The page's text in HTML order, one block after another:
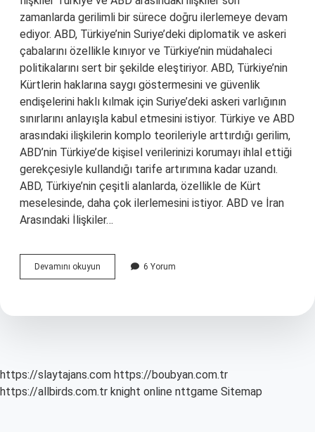
zamanlarda gerilimli bir sürece doğru ilerlemeye devam
ediyor. ABD, Türkiye’nin Suriye’deki diplomatik ve askeri
çabalarını özellikle kınıyor ve Türkiye’nin müdahaleci
politikalarını sert bir şekilde eleştiriyor. ABD, Türkiye’nin
Kürtlerin haklarına saygı göstermesini ve güvenlik
endişelerini haklı kılmak için Suriye’deki askeri varlığının
sınırlarını anlayışla kabul etmesini istiyor. Türkiye ve ABD
arasındaki ilişkilerin komplo teorileriyle arttırdığı gerilim,
ABD’nin Türkiye’de kişisel verilerinizi korumayı ihlal ettiği
gerekçesiyle kullandığı tarife artırımına kadar uzandı.
ABD, Türkiye’nin çeşitli alanlarda, özellikle de Kürt
meselesinde, daha çok ilerlemesini istiyor. ABD ve İran
Arasındaki İlişkiler…
Devamını okuyun
ile
durum
6 Yorum
https://slaytajans.com https://boubyan.com.tr
https://allbirds.com.tr knight online nttgame Sitemap